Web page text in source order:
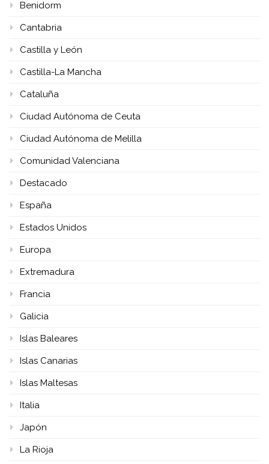
Benidorm
Cantabria
Castilla y León
Castilla-La Mancha
Cataluña
Ciudad Autónoma de Ceuta
Ciudad Autónoma de Melilla
Comunidad Valenciana
Destacado
España
Estados Unidos
Europa
Extremadura
Francia
Galicia
Islas Baleares
Islas Canarias
Islas Maltesas
Italia
Japón
La Rioja